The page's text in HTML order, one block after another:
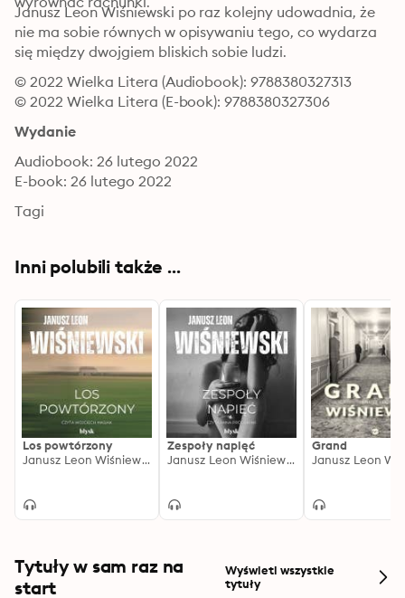
Janusz Leon Wiśniewski po raz kolejny udowadnia, że
nie ma sobie równych w opisywaniu tego, co wydarza
się między dwojgiem bliskich sobie ludzi.
© 2022 Wielka Litera (Audiobook): 9788380327313
© 2022 Wielka Litera (E-book): 9788380327306
Wydanie
Audiobook: 26 lutego 2022
E-book: 26 lutego 2022
Tagi
Inni polubili także ...
Los powtórzony
Janusz Leon Wiśniewski
Zespoły napięć
Janusz Leon Wiśniewski
Grand
Tytuły w sam raz na
start
Wyświetl wszystkie
tytuły